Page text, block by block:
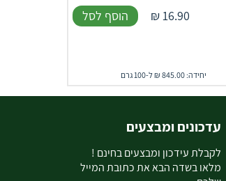
16.90
₪ הוסף לסל
יחידה: 845.00 ₪ ל-100 גרם
עדכונים ומבצעים
לקבלת עידכון ומבצעים בחינם !
מלאו בשדה הבא את כתובת המייל